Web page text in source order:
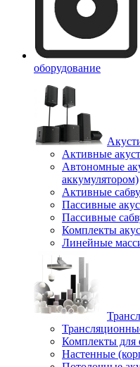
оборудование
Активные
Автономные
аккумулятором)
Активные
Пассивные
Пассивные
Комплекты
Линейные
Комплекты для
Настенные